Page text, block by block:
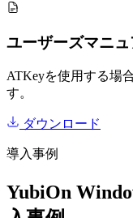
ユーザーズマニュ
ATKeyを使用する場
す。
ダウンロード
導入事例
YubiOn